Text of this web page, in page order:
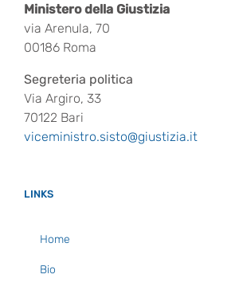
Ministero della Giustizia
via Arenula, 70
00186 Roma
Segreteria politica
Via Argiro, 33
70122 Bari
viceministro.sisto@giustizia.it
LINKS
Home
Bio